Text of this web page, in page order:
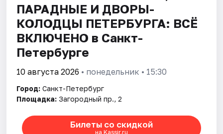
Площадки
Артисты
Рейтинги
ПАРАДНЫЕ И ДВОРЫ-
КОЛОДЦЫ ПЕТЕРБУРГА: ВСЁ
ВКЛЮЧЕНО в Санкт-
Петербурге
10 августа 2026 • понедельник • 15:30
Город: Санкт-Петербург
Площадка: Загородный пр., 2
Билеты со скидкой
на Kassir.ru